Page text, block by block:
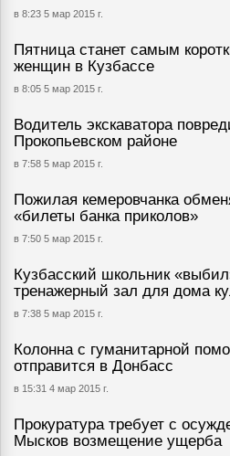
в 8:23 5 мар 2015 г.
Пятница станет самым
женщин в Кузбассе
в 8:05 5 мар 2015 г.
Водитель экскаватора
Прокопьевском районе
в 7:58 5 мар 2015 г.
Пожилая кемеровчанка
«билеты банка приколов»
в 7:50 5 мар 2015 г.
Кузбасский школьник
тренажерный зал для дома
в 7:38 5 мар 2015 г.
Колонна с гуманитарной
отправится в Донбасс
в 15:31 4 мар 2015 г.
Прокуратура требует с
Мысков возмещение ущерба